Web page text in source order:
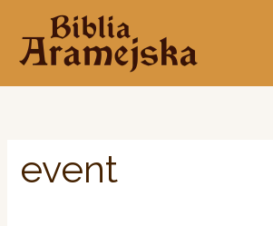
treści
event